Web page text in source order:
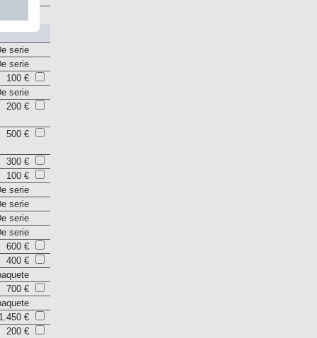
serie
serie
100 €
serie
200 €
500 €
300 €
100 €
serie
serie
serie
serie
600 €
400 €
700 €
1.450 €
200 €